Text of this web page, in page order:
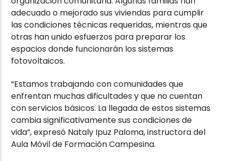
adecuado o mejorado sus viviendas para cumplir
las condiciones técnicas requeridas, mientras que
otras han unido esfuerzos para preparar los
espacios donde funcionarán los sistemas
fotovoltaicos.
“Estamos trabajando con comunidades que
enfrentan muchas dificultades y que no cuentan
con servicios básicos. La llegada de estos sistemas
cambia significativamente sus condiciones de
vida”, expresó Nataly Ipuz Paloma, instructora del
Aula Móvil de Formación Campesina.